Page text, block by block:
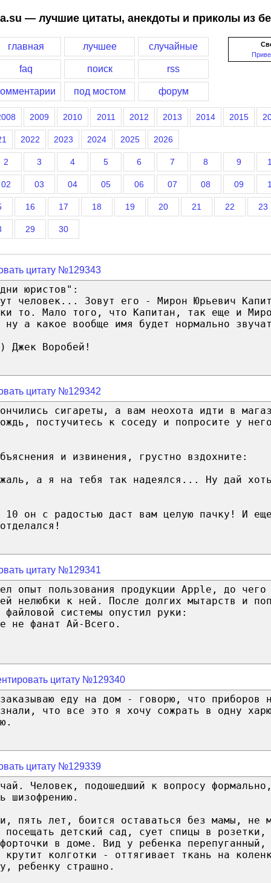
— лучшие цитаты, анекдоты и приколы из
главная лучшее случайные
faq поиск rss
под мостом форум
2009 2010 2011 2012 2013 2014 2015
2022 2023 2024 2025 2026
2 3 4 5 6 7 8 9
02 03 04 05 06 07 08 09
16 17 18 19 20 21 22 23
29 30
цитату №129343
юристов":
человек... Зовут его - Мирон Юрьевич
то. Мало того, что Капитан, так еще и
а какое вообще имя будет нормально
Джек Воробей!
цитату №129342
сигареты, а вам неохота идти в
постучитесь к соседу и попросите у
и извинения, грустно вздохните:
а я на тебя так надеялся... Ну дай хоть
10 он с радостью даст вам целую пачку! И
цитату №129341
опыт пользования продукции Applе, до чего
нелюбки к ней. После долгих мытарств и
файловой системы опустил руки:
не фанат Ай-Всего.
цитату №129340
еду на дом - говорю, что приборов
что все это я хочу сожрать в одну
цитату №129339
Человек, подошедший к вопросу
шизофрению.
пять лет, боится оставаться без мамы, не
посещать детский сад, сует спицы в розетки,
в доме. Вид у ребенка
колготки - оттягивает ткань на
ребенку страшно.